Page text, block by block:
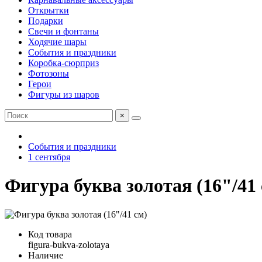
Открытки
Подарки
Свечи и фонтаны
Ходячие шары
События и праздники
Коробка-сюрприз
Фотозоны
Герои
Фигуры из шаров
×
События и праздники
1 сентября
Фигура буква золотая (16"/41
Код товара
figura-bukva-zolotaya
Наличие